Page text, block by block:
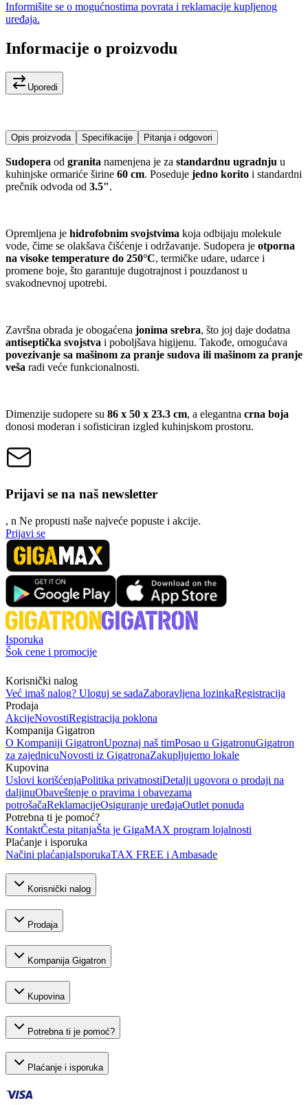
Informišite se o mogućnostima povrata i reklamacije kupljenog
uređaja.
Informacije o proizvodu
Uporedi
Opis proizvoda Specifikacije Pitanja i odgovori
Sudopera od granita namenjena je za standardnu ugradnju u
kuhinjske ormariće širine 60 cm. Poseduje jedno korito i standardni
prečnik odvoda od 3.5".
Opremljena je hidrofobnim svojstvima koja odbijaju molekule
vode, čime se olakšava čišćenje i održavanje. Sudopera je otporna
na visoke temperature do 250°C, termičke udare, udarce i
promene boje, što garantuje dugotrajnost i pouzdanost u
svakodnevnoj upotrebi.
Završna obrada je obogaćena jonima srebra, što joj daje dodatna
antiseptička svojstva i poboljšava higijenu. Takođe, omogućava
povezivanje sa mašinom za pranje sudova ili mašinom za pranje
veša radi veće funkcionalnosti.
Dimenzije sudopere su 86 x 50 x 23.3 cm, a elegantna crna boja
donosi moderan i sofisticiran izgled kuhinjskom prostoru.
Prijavi se na naš newsletter
, n Ne propusti naše najveće popuste i akcije.
Prijavi se
Isporuka
Šok cene i promocije
Korisnički nalog
Već imaš nalog? Uloguj se sadaZaboravljena lozinkaRegistracija
Prodaja
AkcijeNovostiRegistracija poklona
Kompanija Gigatron
O Kompaniji GigatronUpoznaj naš timPosao u GigatronuGigatron
za zajednicuNovosti iz GigatronaZakupljujemo lokale
Kupovina
Uslovi korišćenjaPolitika privatnostiDetalji ugovora o prodaji na
daljinuObaveštenje o pravima i obavezama
potrošačaReklamacijeOsiguranje uređajaOutlet ponuda
Potrebna ti je pomoć?
KontaktČesta pitanjaŠta je GigaMAX program lojalnosti
Plaćanje i isporuka
Načini plaćanjaIsporukaTAX FREE i Ambasade
Korisnički nalog
Prodaja
Kompanija Gigatron
Kupovina
Potrebna ti je pomoć?
Plaćanje i isporuka